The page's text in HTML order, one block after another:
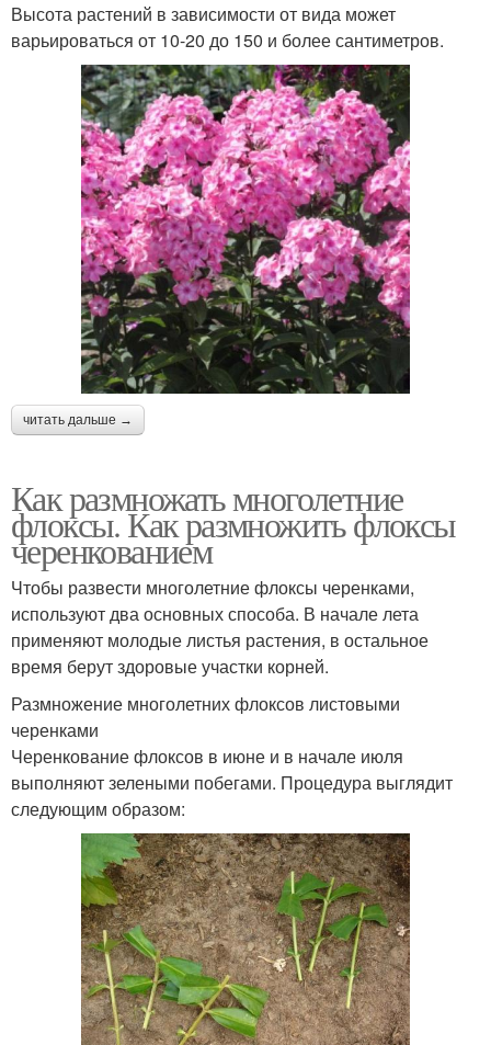
Высота растений в зависимости от вида может
варьироваться от 10-20 до 150 и более сантиметров.
читать дальше →
Как размножать многолетние
флоксы. Как размножить флоксы
черенкованием
Чтобы развести многолетние флоксы черенками,
используют два основных способа. В начале лета
применяют молодые листья растения, в остальное
время берут здоровые участки корней.
Размножение многолетних флоксов листовыми
черенками
Черенкование флоксов в июне и в начале июля
выполняют зелеными побегами. Процедура выглядит
следующим образом: